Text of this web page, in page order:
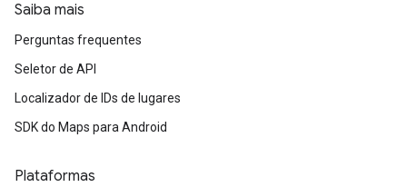
Saiba mais
Perguntas frequentes
Seletor de API
Localizador de IDs de lugares
SDK do Maps para Android
Plataformas